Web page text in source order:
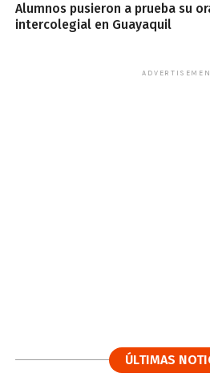
Alumnos pusieron a prueba su
intercolegial en Guayaquil
ÚLTIMAS